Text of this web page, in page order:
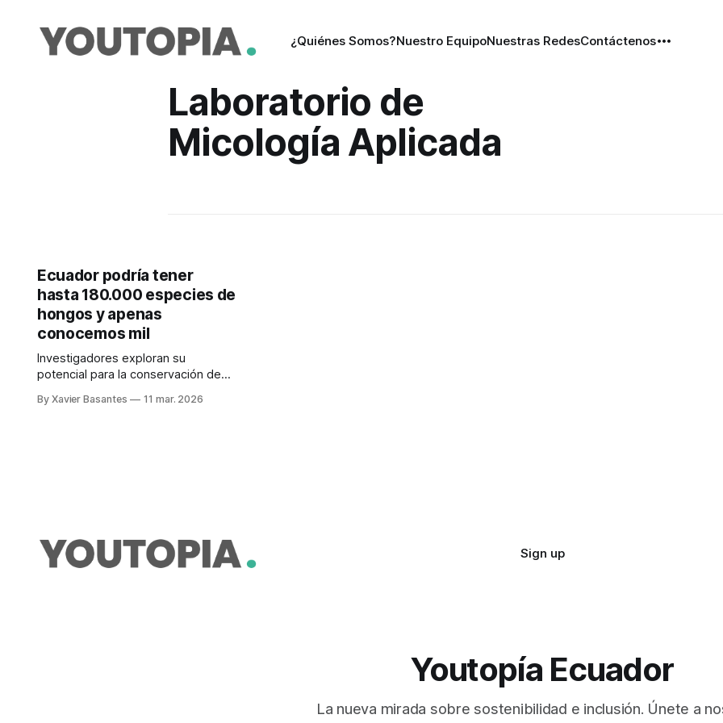
¿Quiénes Somos?Nuestro EquipoNuestras RedesContáctenos
Laboratorio de
Micología Aplicada
Ecuador podría tener
hasta 180.000 especies de
hongos y apenas
conocemos mil
Investigadores exploran su
potencial para la conservación de
sostenible, la biotecnología y la
By Xavier Basantes 11 mar. 2026
Sign up
Youtopía Ecuador
La nueva mirada sobre sostenibilidad e inclusión. Únete a